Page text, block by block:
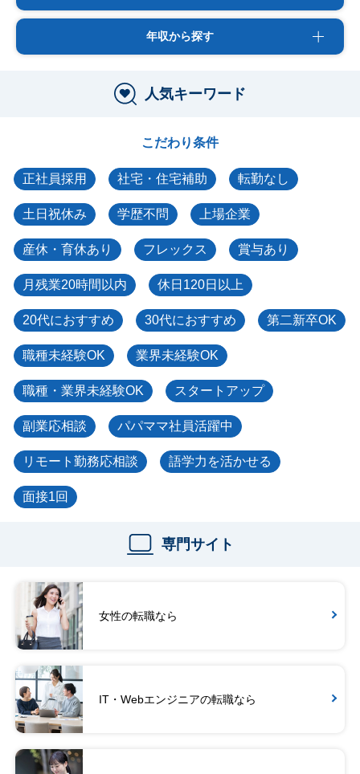
年収から探す
人気キーワード
こだわり条件
正社員採用 社宅・住宅補助 転勤なし
土日祝休み 学歴不問 上場企業
産休・育休あり フレックス 賞与あり
月残業20時間以内 休日120日以上
20代におすすめ 30代におすすめ 第二新卒OK
職種未経験OK 業界未経験OK
職種・業界未経験OK スタートアップ
副業応相談 パパママ社員活躍中
リモート勤務応相談 語学力を活かせる
面接1回
専門サイト
女性の転職なら
IT・Webエンジニアの転職なら